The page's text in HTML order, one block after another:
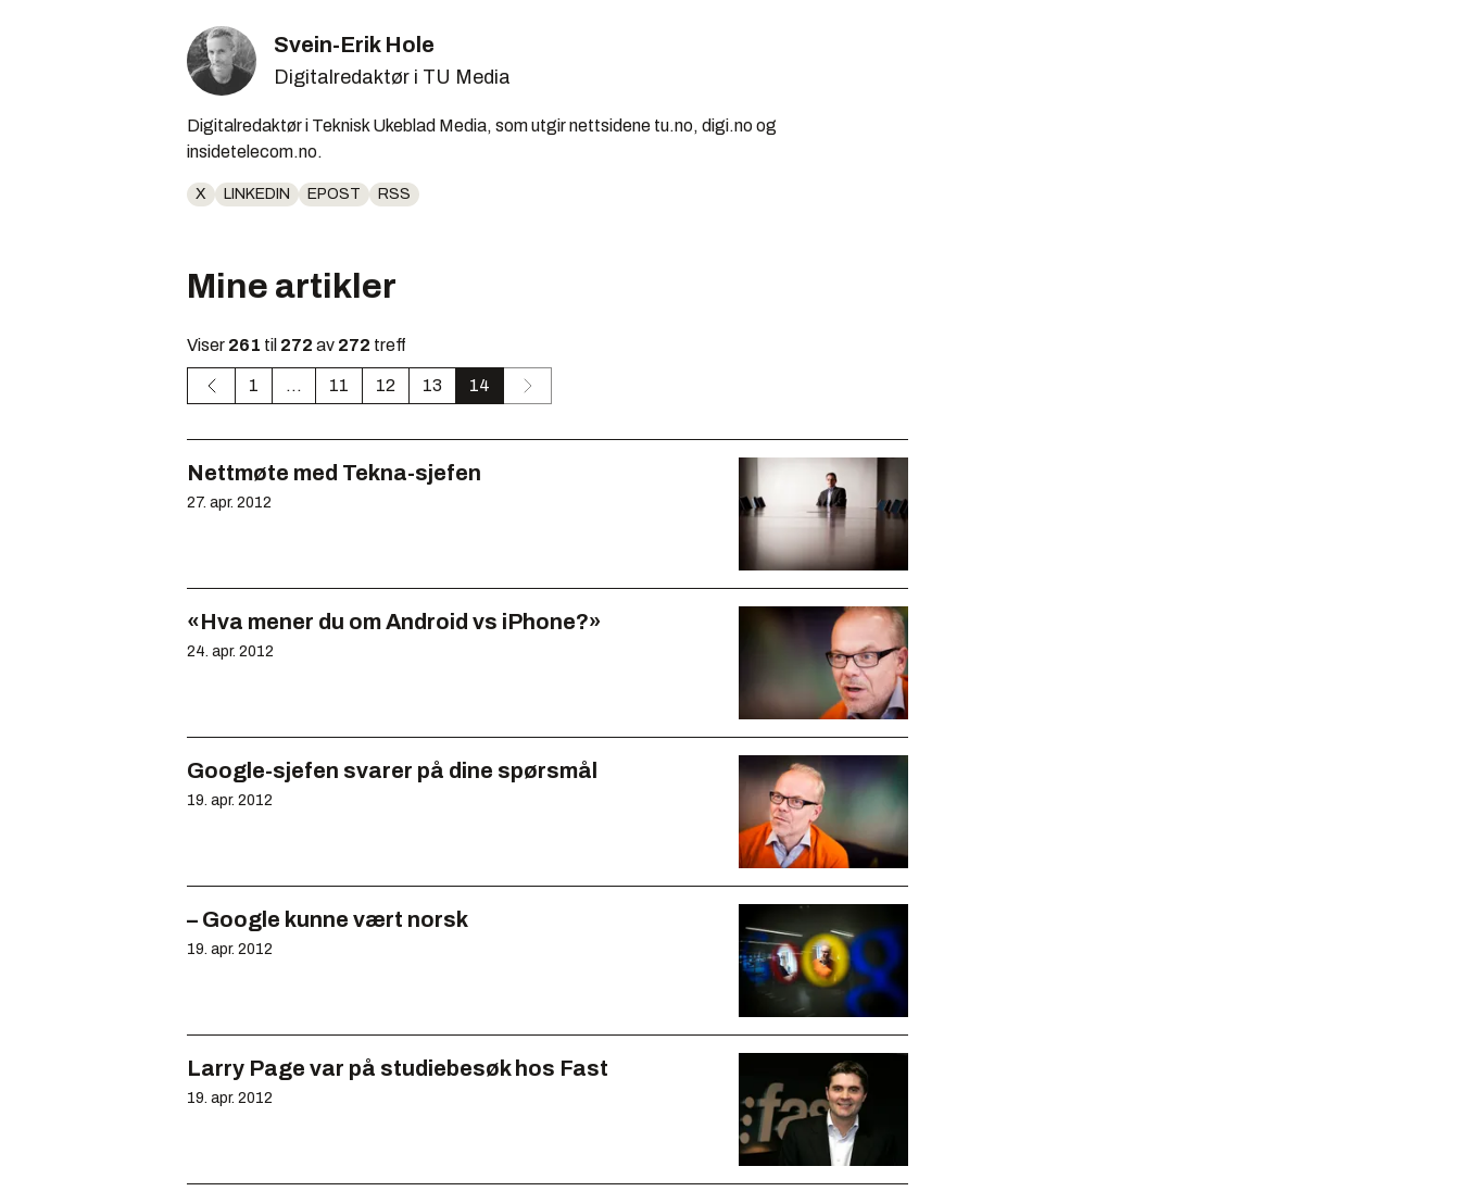
Svein-Erik Hole
Digitalredaktør i TU Media
Digitalredaktør i Teknisk Ukeblad Media, som utgir nettsidene tu.no, digi.no og
insidetelecom.no.
X LINKEDIN EPOST RSS
Mine artikler
Viser 261 til 272 av 272 treff
1 ... 11 12 13 14
Nettmøte med Tekna-sjefen
27. apr. 2012
«Hva mener du om Android vs iPhone?»
24. apr. 2012
Google-sjefen svarer på dine spørsmål
19. apr. 2012
– Google kunne vært norsk
19. apr. 2012
Larry Page var på studiebesøk hos Fast
19. apr. 2012